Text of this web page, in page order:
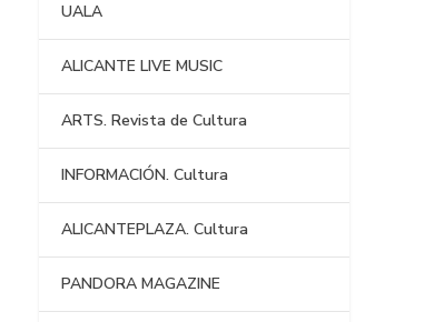
UALA
ALICANTE LIVE MUSIC
ARTS. Revista de Cultura
INFORMACIÓN. Cultura
ALICANTEPLAZA. Cultura
PANDORA MAGAZINE